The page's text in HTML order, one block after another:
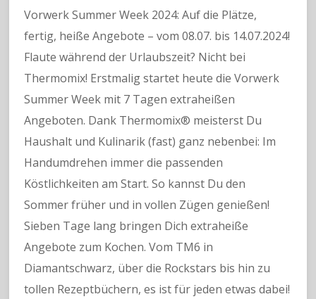
Vorwerk Summer Week 2024: Auf die Plätze,
fertig, heiße Angebote – vom 08.07. bis 14.07.2024!
Flaute während der Urlaubszeit? Nicht bei
Thermomix! Erstmalig startet heute die Vorwerk
Summer Week mit 7 Tagen extraheißen
Angeboten. Dank Thermomix® meisterst Du
Haushalt und Kulinarik (fast) ganz nebenbei: Im
Handumdrehen immer die passenden
Köstlichkeiten am Start. So kannst Du den
Sommer früher und in vollen Zügen genießen!
Sieben Tage lang bringen Dich extraheiße
Angebote zum Kochen. Vom TM6 in
Diamantschwarz, über die Rockstars bis hin zu
tollen Rezeptbüchern, es ist für jeden etwas dabei!